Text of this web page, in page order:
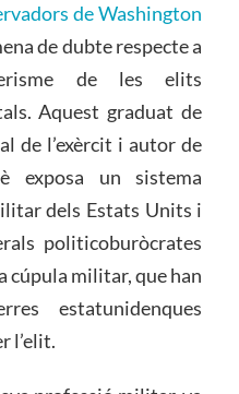
de Washington
de dubte respecte a
de les elits
Aquest graduat de
de l’exèrcit i autor de
exposa un sistema
dels Estats Units i
politicoburòcrates
cúpula militar, que han
estatunidenques
l’elit.